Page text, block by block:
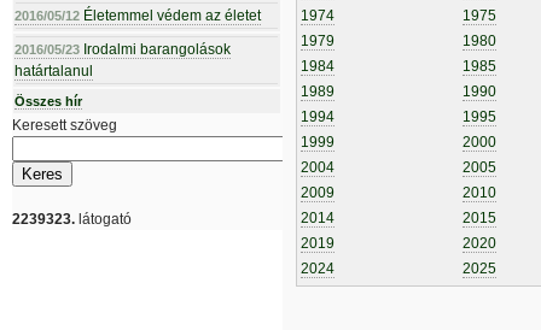
2016/05/12 Életemmel védem az életet
2016/05/23 Irodalmi barangolások
határtalanul
Összes hír
Keresett szöveg
2239323. látogató
1974
1975
1979
1980
1984
1985
1989
1990
1994
1995
1999
2000
2004
2005
2009
2010
2014
2015
2019
2020
2024
2025